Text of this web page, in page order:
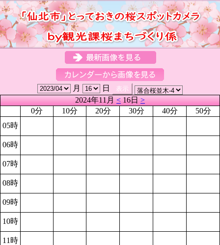
月
日
2024年11月<16日>
0分
10分 20分 30分 40分
50分
05時
06時
07時
08時
09時
10時
11時